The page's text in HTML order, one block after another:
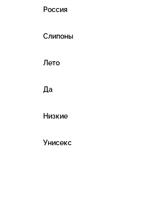
Россия
Слипоны
Лето
Да
Низкие
Унисекс